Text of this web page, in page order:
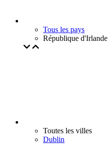
Tous les pays
République d'Irlande
Toutes les villes
Dublin